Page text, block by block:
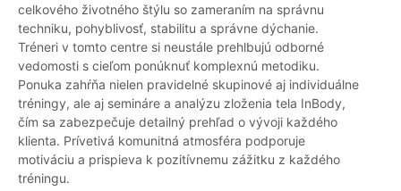
celkového životného štýlu so zameraním na správnu
techniku, pohyblivosť, stabilitu a správne dýchanie.
Tréneri v tomto centre si neustále prehlbujú odborné
vedomosti s cieľom ponúknuť komplexnú metodiku.
Ponuka zahŕňa nielen pravidelné skupinové aj individuálne
tréningy, ale aj semináre a analýzu zloženia tela InBody,
čím sa zabezpečuje detailný prehľad o vývoji každého
klienta. Prívetivá komunitná atmosféra podporuje
motiváciu a prispieva k pozitívnemu zážitku z každého
tréningu.